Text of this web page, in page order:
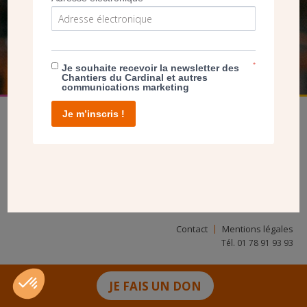
JE FAIS UN DON
FAIRE UN DON
Contact Mentions légales
Tél. 01 78 91 93 93
Je souhaite recevoir la newsletter des
Chantiers du Cardinal et autres
communications marketing
*
Je m’inscris !